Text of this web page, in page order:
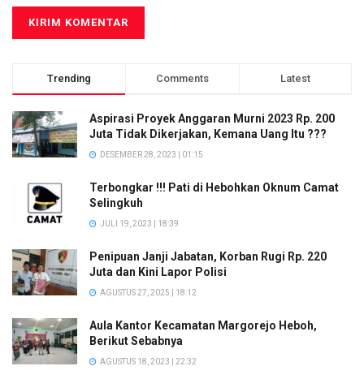
Trending Comments Latest
Aspirasi Proyek Anggaran Murni 2023 Rp. 200
Juta Tidak Dikerjakan, Kemana Uang Itu ???
DESEMBER 28, 2023 | 01:15
Terbongkar !!! Pati di Hebohkan Oknum Camat
Selingkuh
JULI 19, 2023 | 18:39
Penipuan Janji Jabatan, Korban Rugi Rp. 220
Juta dan Kini Lapor Polisi
AGUSTUS 27, 2025 | 18:12
Aula Kantor Kecamatan Margorejo Heboh,
Berikut Sebabnya
AGUSTUS 18, 2023 | 22:32